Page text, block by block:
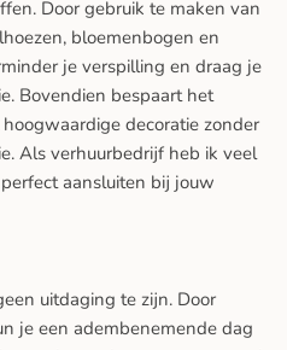
Door gebruik te maken van
bloemenbogen en
je verspilling en draag je
Bovendien bespaart het
decoratie zonder
Als verhuurbedrijf heb ik veel
aansluiten bij jouw
uitdaging te zijn. Door
je een adembenemende dag